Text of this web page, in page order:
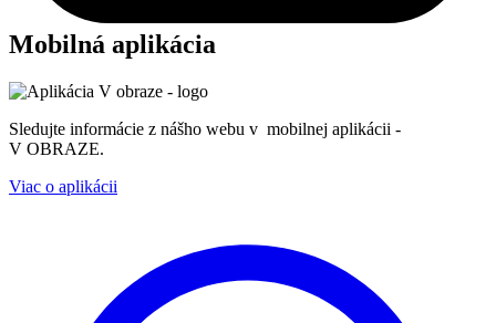
Mobilná aplikácia
Sledujte informácie z nášho webu v mobilnej aplikácii -
V OBRAZE.
Viac o aplikácii